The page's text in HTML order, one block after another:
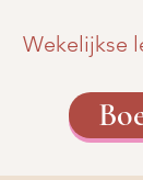
Wekelijkse